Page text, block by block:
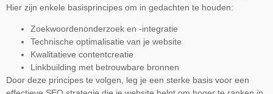
Hier zijn enkele basisprincipes om in gedachten te houden:
Zoekwoordenonderzoek en -integratie
Technische optimalisatie van je website
Kwalitatieve contentcreatie
Linkbuilding met betrouwbare bronnen
Door deze principes te volgen, leg je een sterke basis voor een